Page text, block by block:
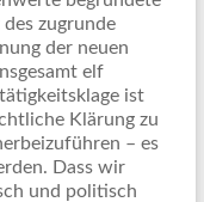
zugrunde
der neuen
elf
ist
Klärung zu
– es
Dass wir
und politisch